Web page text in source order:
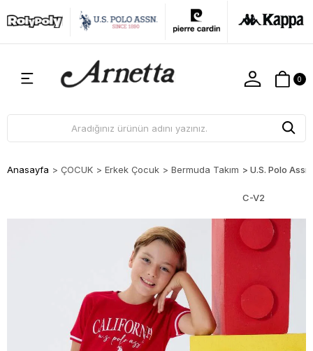
0
Anasayfa > ÇOCUK > Erkek Çocuk > Bermuda Takım > U.S. Polo
C-V2